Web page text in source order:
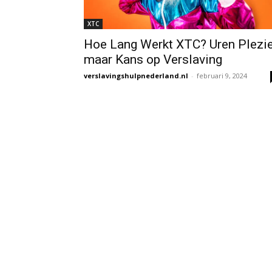
XTC
Hoe Lang Werkt XTC? Uren
maar Kans op Verslaving
verslavingshulpnederland.nl - februari 9, 2024